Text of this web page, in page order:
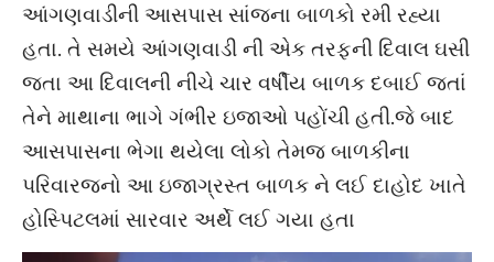
આંગણવાડીની આસપાસ સાંજના બાળકો રમી રહ્યા
હતા. તે સમયે આંગણવાડી ની એક તરફની દિવાલ ઘસી
જતા આ દિવાલની નીચે ચાર વર્ષીય બાળક દબાઈ જતાં
તેને માથાના ભાગે ગંભીર ઇજાઓ પહોંચી હતી.જે બાદ
આસપાસના ભેગા થયેલા લોકો તેમજ બાળકીના
પરિવારજનો આ ઇજાગ્રસ્ત બાળક ને લઈ દાહોદ ખાતે
હોસ્પિટલમાં સારવાર અર્થે લઈ ગયા હતા